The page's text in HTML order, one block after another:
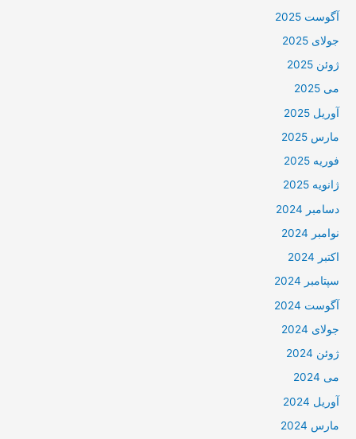
آگوست 2025
جولای 2025
ژوئن 2025
می 2025
آوریل 2025
مارس 2025
فوریه 2025
ژانویه 2025
دسامبر 2024
نوامبر 2024
اکتبر 2024
سپتامبر 2024
آگوست 2024
جولای 2024
ژوئن 2024
می 2024
آوریل 2024
مارس 2024